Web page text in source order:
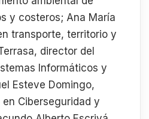
y costeros; Ana María
transporte, territorio y
director del
Informáticos y
Esteve Domingo,
Ciberseguridad y